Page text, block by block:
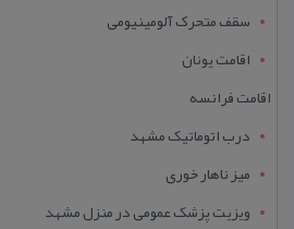
سقف متحرک آلومینیومی
اقامت یونان
اقامت فرانسه
درب اتوماتیک مشهد
میز ناهار خوری
ویزیت پزشک عمومی در منزل مشهد